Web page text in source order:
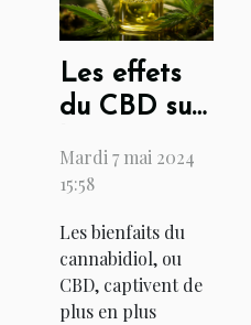
Les effets
du CBD sur
hydratation
Mardi 7 mai 2024
15:58
Les bienfaits du
cannabidiol, ou
CBD, captivent de
plus en plus